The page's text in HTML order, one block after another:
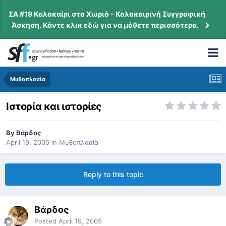
ΣΑ #19 Καλοκαίρι στο Χωριό - Καλοκαιρινή Συγγραφική
Άσκηση. Κάντε κλικ εδώ για να μάθετε περισσότερα.
Μυθοπλασία
Ιστορία και ιστορίες
ByΒάρδος
April 19, 2005 in Μυθοπλασία
Reply to this topic
Βάρδος
Posted April 19, 2005